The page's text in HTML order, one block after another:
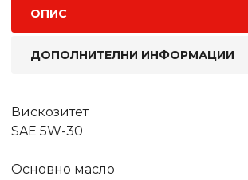
ОПИС
ДОПОЛНИТЕЛНИ ИНФОРМАЦИИ
Вискозитет
SAE 5W-30
Основно масло